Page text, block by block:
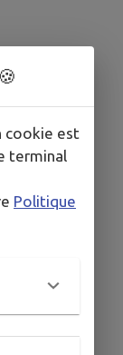
cookie est
terminal
Politique